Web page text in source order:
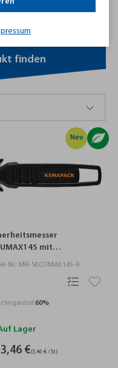
Modelle und
finden
Neu
mit
Nr.: MR-SECUMAX145-R
60%
Lager
€(3,46 € / St.)